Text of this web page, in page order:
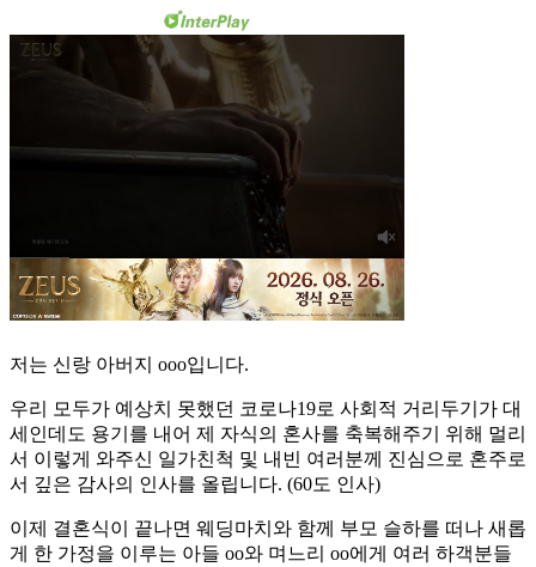
저는 신랑 아버지 ooo입니다.
우리 모두가 예상치 못했던 코로나19로 사회적 거리두기가 대
세인데도 용기를 내어 제 자식의 혼사를 축복해주기 위해 멀리
서 이렇게 와주신 일가친척 및 내빈 여러분께 진심으로 혼주로
서 깊은 감사의 인사를 올립니다. (60도 인사)
이제 결혼식이 끝나면 웨딩마치와 함께 부모 슬하를 떠나 새롭
게 한 가정을 이루는 아들 oo와 며느리 oo에게 여러 하객분들